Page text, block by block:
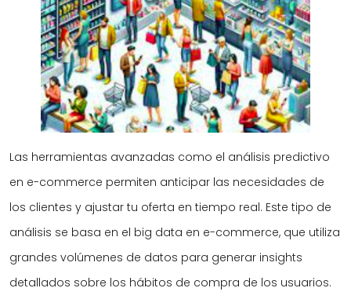
Las herramientas avanzadas como el análisis predictivo
en e-commerce permiten anticipar las necesidades de
los clientes y ajustar tu oferta en tiempo real. Este tipo de
análisis se basa en el big data en e-commerce, que utiliza
grandes volúmenes de datos para generar insights
detallados sobre los hábitos de compra de los usuarios.